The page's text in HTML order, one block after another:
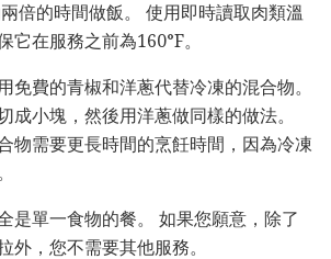
倍的時間做飯。 使用即時讀取肉類溫
它在服務之前為160°F。
免費的青椒和洋蔥代替冷凍的混合物。
成小塊，然後用洋蔥做同樣的做法。
物需要更長時間的烹飪時間，因為冷凍
是單一食物的餐。 如果您願意，除了
外，您不需要其他服務。